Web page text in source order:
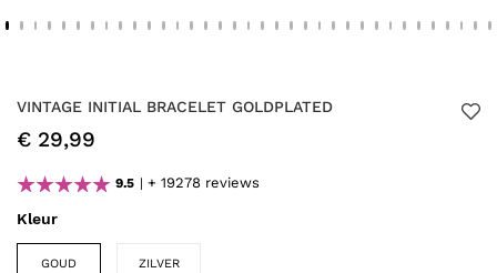
VINTAGE INITIAL BRACELET GOLDPLATED
Kleur
GOUD ZILVER
9.5 + 19278 reviews
€ 29,99